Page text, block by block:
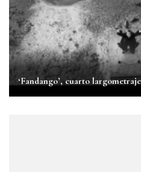
‘Fandango’, cuarto